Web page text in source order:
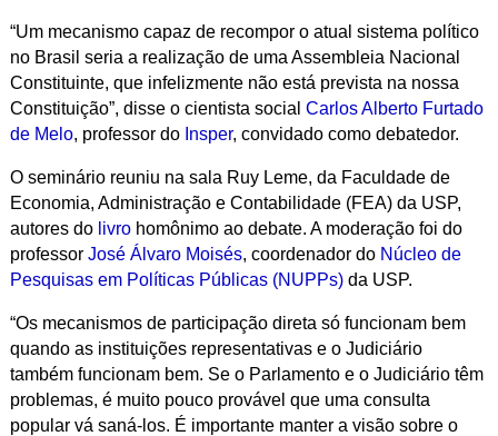
“Um mecanismo capaz de recompor o atual sistema político
no Brasil seria a realização de uma Assembleia Nacional
Constituinte, que infelizmente não está prevista na nossa
Constituição”, disse o cientista social Carlos Alberto Furtado
de Melo, professor do Insper, convidado como debatedor.
O seminário reuniu na sala Ruy Leme, da Faculdade de
Economia, Administração e Contabilidade (FEA) da USP,
autores do livrohomônimo ao debate. A moderação foi do
professor José Álvaro Moisés, coordenador do Núcleo de
Pesquisas em Políticas Públicas (NUPPs)da USP.
“Os mecanismos de participação direta só funcionam bem
quando as instituições representativas e o Judiciário
também funcionam bem. Se o Parlamento e o Judiciário têm
problemas, é muito pouco provável que uma consulta
popular vá saná-los. É importante manter a visão sobre o